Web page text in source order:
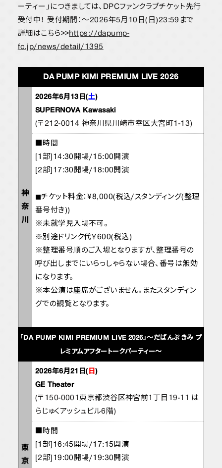
ーティー」につきましては、DPCファンクラブチケット先行
受付中！ 受付期間：〜2026年5月10日(日)23:59まで
詳細はこちら>>https://dapump-
fc.jp/news/detail/1395
DA PUMP KIMI PREMIUM LIVE 2026
神
奈
川
2026年6月13日(土)
SUPERNOVA Kawasaki
(〒212-0014 神奈川県川崎市幸区大宮町1-13)
■時間
[1部]14:30開場/15:00開演
[2部]17:30開場/18:00開演
◼︎チケット料金：¥8,000(税込/スタンディング(整理
番号付き))
※未就学児入場不可。
※別途ドリンク代￥600(税込)
※整理番号順のご入場となりますが、整理番号の
呼び出しまでにいらっしゃらない場合、番号は無効
になります。
※本公演は座席がございません。またスタンディン
グでの観覧となります。
「DA PUMP KIMI PREMIUM LIVE 2026」〜だぱんぷ きみ プ
レミアムアフタートークパーティー〜
東
京
2026年6月21日(日)
GE Theater
(〒150-0001東京都渋谷区神宮前1丁目19-11 は
らじゅくアッシュビル6階)
■時間
[1部]16:45開場/17:15開演
[2部]19:00開場/19:30開演